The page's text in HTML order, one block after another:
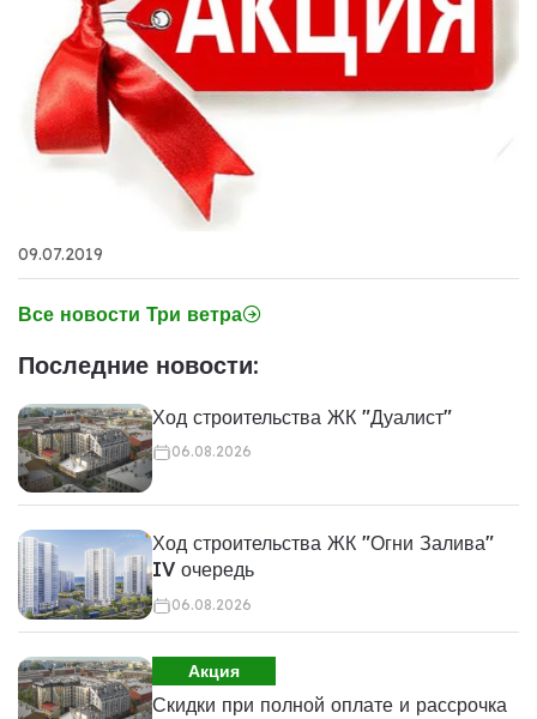
09.07.2019
Все новости Три ветра
Последние новости:
Ход строительства ЖК "Дуалист"
06.08.2026
Ход строительства ЖК "Огни Залива"
IV очередь
06.08.2026
Акция
Скидки при полной оплате и рассрочка